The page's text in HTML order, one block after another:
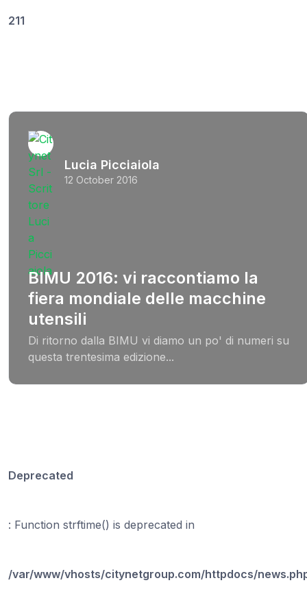
211
Lucia Picciaiola
12 October 2016
BIMU 2016: vi raccontiamo la
fiera mondiale delle macchine
utensili
Di ritorno dalla BIMU vi diamo un po' di numeri su
questa trentesima edizione...
Deprecated
: Function strftime() is deprecated in
/var/www/vhosts/citynetgroup.com/httpdocs/